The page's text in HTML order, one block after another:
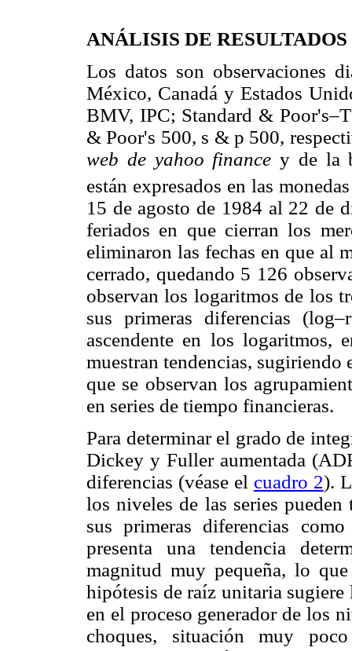
ANÁLISIS DE RESULTADOS
Los datos son observaciones
México, Canadá y Estados
BMV, IPC; Standard &
& Poor's 500, s & p 500,
web de yahoo finance y de la
están expresados en las
15 de agosto de 1984 al 22 de
feriados en que cierran los
eliminaron las fechas en que al
cerrado, quedando 5 126
observan los logaritmos de los
sus primeras diferencias
ascendente en los logaritmos,
muestran tendencias,
que se observan los
en series de tiempo financieras.
Para determinar el grado de
Dickey y Fuller aumentada
diferencias (véase el cuadro 2).
los niveles de las series
sus primeras diferencias
presenta una tendencia
magnitud muy pequeña, lo
hipótesis de raíz unitaria
en el proceso generador de los
choques, situación muy